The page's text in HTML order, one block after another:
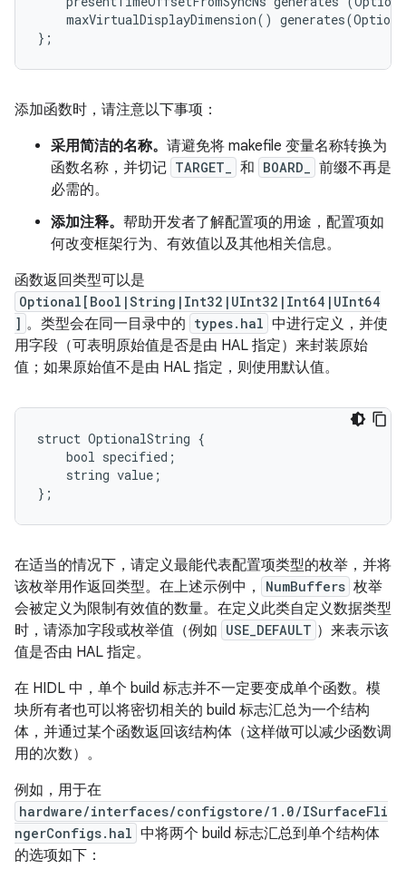
maxVirtualDisplayDimension()
添加函数时，请注意以下事项：
采用简洁的名称。 请避免将 makefile 变量名称转换为
函数名称，并切记 TARGET_ 和 BOARD_
前缀不再是
必需的。
添加注释。 帮助开发者了解配置项的用途，配置项如
何改变框架行为、有效值以及其他相关信息。
函数返回类型可以是
Optional[Bool|String|Int32|UInt32|Int64|UInt64
] 。类型会在同一目录中的 types.hal 中进行定义，并使
用字段（可表明原始值是否是由 HAL 指定）来封装原始
值；如果原始值不是由 HAL 指定，则使用默认值。
struct OptionalString {
    bool specified;
    string value;
在适当的情况下，请定义最能代表配置项类型的枚举，并将
该枚举用作返回类型。在上述示例中，
NumBuffers 枚举
会被定义为限制有效值的数量。在定义此类自定义数据类型
时，请添加字段或枚举值（例如 USE_DEFAULT ）来表示该
值是否由 HAL 指定。
在 HIDL 中，单个 build 标志并不一定要变成单个函数。模
块所有者也可以将密切相关的 build 标志汇总为一个结构
体，并通过某个函数返回该结构体（这样做可以减少函数调
用的次数）。
例如，用于在
hardware/interfaces/configstore/1.0/ISurfaceFli
ngerConfigs.hal 中将两个 build 标志汇总到单个结构体
的选项如下：